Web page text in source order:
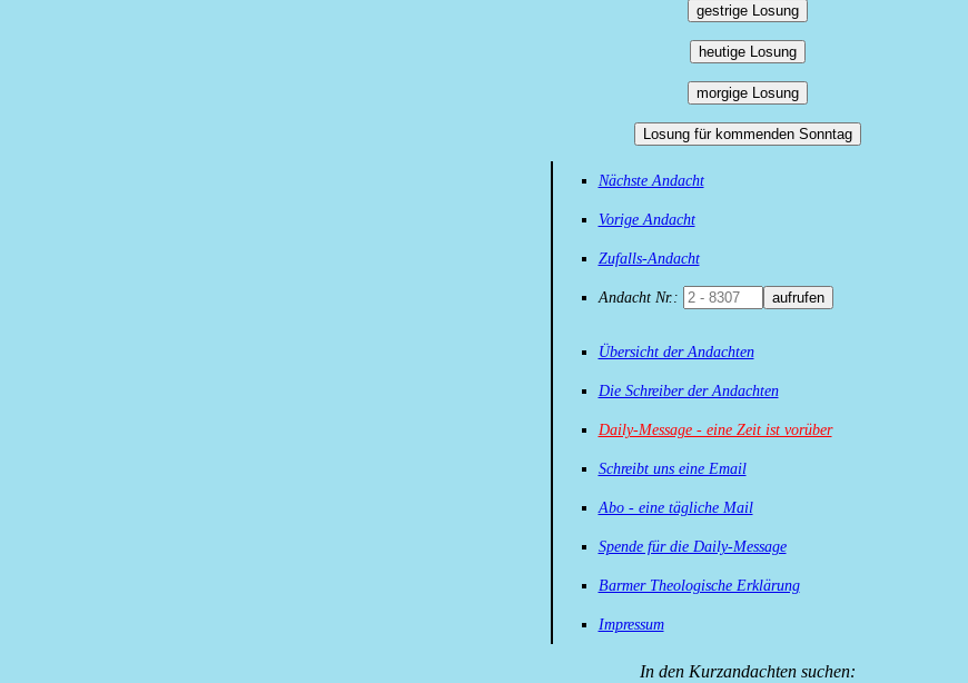
gestrige Losung
heutige Losung
morgige Losung
Losung für kommenden Sonntag
Nächste Andacht
Vorige Andacht
Zufalls-Andacht
Andacht Nr.: aufrufen
Übersicht der Andachten
Die Schreiber der Andachten
Daily-Message - eine Zeit ist vorüber
Schreibt uns eine Email
Abo - eine tägliche Mail
Spende für die Daily-Message
Barmer Theologische Erklärung
Impressum
In den Kurzandachten suchen: